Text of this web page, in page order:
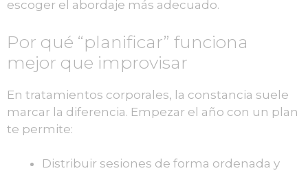
escoger el abordaje más adecuado.
Por qué “planificar” funciona
mejor que improvisar
En tratamientos corporales, la constancia suele
marcar la diferencia. Empezar el año con un plan
te permite:
Distribuir sesiones de forma ordenada y